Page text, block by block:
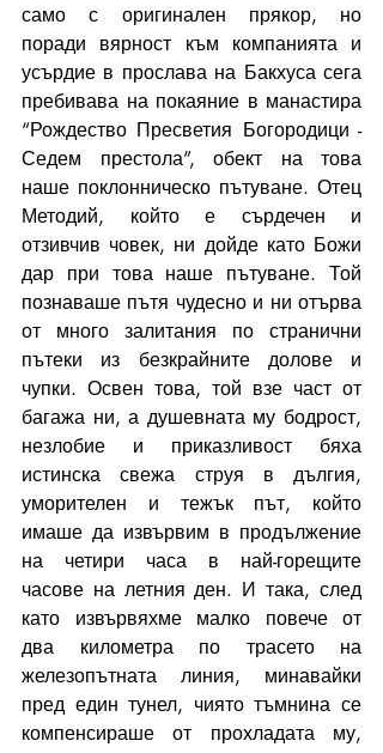
само с оригинален прякор, но
поради вярност към компанията и
усърдие в прослава на Бакхуса сега
пребивава на покаяние в манастира
“Рождество Пресветия Богородици -
Седем престола”, обект на това
наше поклонническо пътуване. Отец
Методий, който е сърдечен и
отзивчив човек, ни дойде като Божи
дар при това наше пътуване. Той
познаваше пътя чудесно и ни отърва
от много залитания по странични
пътеки из безкрайните долове и
чупки. Освен това, той взе част от
багажа ни, а душевната му бодрост,
незлобие и приказливост бяха
истинска свежа струя в дългия,
уморителен и тежък път, който
имаше да извървим в продължение
на четири часа в най-горещите
часове на летния ден. И така, след
като извървяхме малко повече от
два километра по трасето на
железопътната линия, минавайки
пред един тунел, чиято тъмнина се
компенсираше от прохладата му,